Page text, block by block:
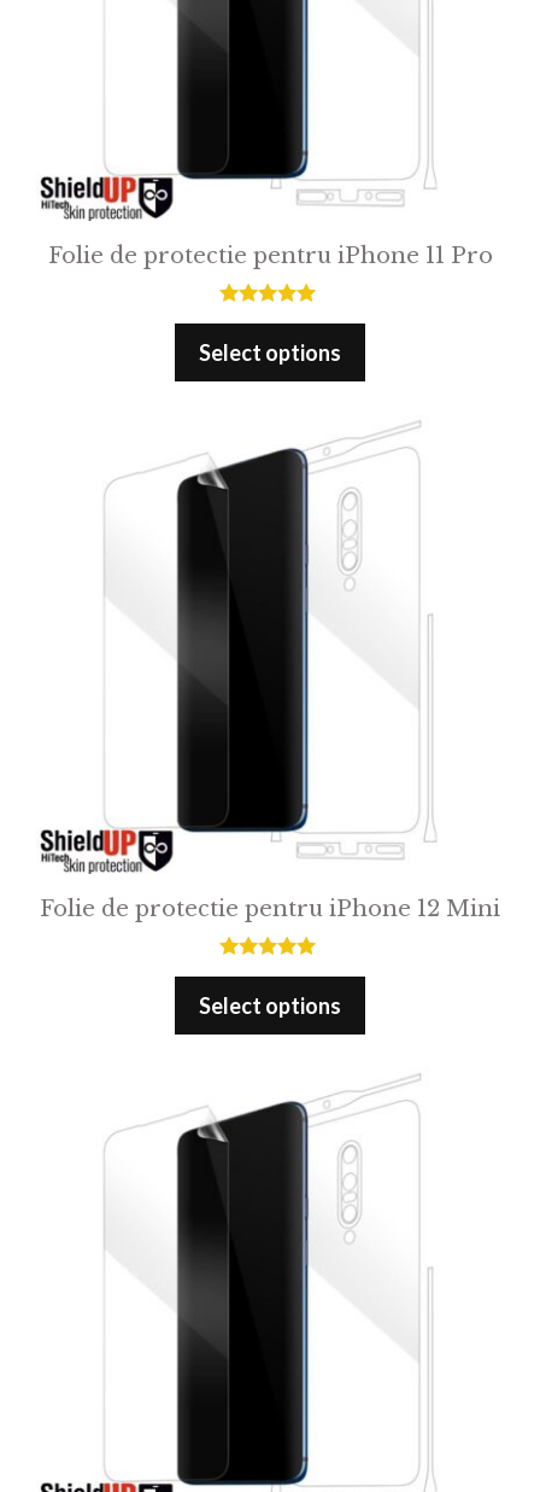
Folie de protectie pentru iPhone 11 Pro
5.00
Select options
Folie de protectie pentru iPhone 12 Mini
5.00
Select options